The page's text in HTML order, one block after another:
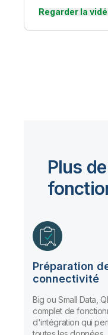
Regarder la
Plus de
Préparation
connectivité
Big ou Small Data,
complet de
d'intégration qui